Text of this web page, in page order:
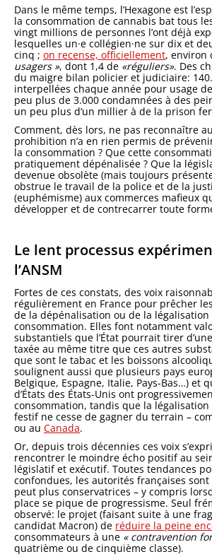
Dans le même temps, l’Hexagone est
la consommation de cannabis bat tous
vingt millions de personnes l’ont déjà
lesquelles un·e collégien·ne sur dix et
cinq ; on recense, officiellement, environ
usagers », dont 1,4 de «réguliers». Des
du maigre bilan policier et judiciaire:
interpellées chaque année pour usage
peu plus de 3.000 condamnées à des
un peu plus d’un millier à de la prison
Comment, dès lors, ne pas reconnaître
prohibition n’a en rien permis de
la consommation ? Que cette
pratiquement dépénalisée ? Que la
devenue obsolète (mais toujours
obstrue le travail de la police et de la
(euphémisme) aux commerces mafieux
développer et de contrecarrer toute
Le lent processus
l’ANSM
Fortes de ces constats, des voix
régulièrement en France pour prêcher
de la dépénalisation ou de la légalisation
consommation. Elles font notamment
substantiels que l’État pourrait tirer
taxée au même titre que ces autres
que sont le tabac et les boissons
soulignent aussi que plusieurs pays
Belgique, Espagne, Italie, Pays-Bas…) et
d’États des États-Unis ont
consommation, tandis que la
festif ne cesse de gagner du terrain –
ou au Canada.
Or, depuis trois décennies ces voix
rencontrer le moindre écho positif au
législatif et exécutif. Toutes tendances
confondues, les autorités françaises
peut plus conservatrices – y compris
place se pique de progressisme. Seul
observé: le projet (faisant suite à une
candidat Macron) de réduire la peine
consommateurs à une « contravention
quatrième ou de cinquième classe).